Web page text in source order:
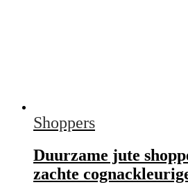
Shoppers
Duurzame jute
zachte